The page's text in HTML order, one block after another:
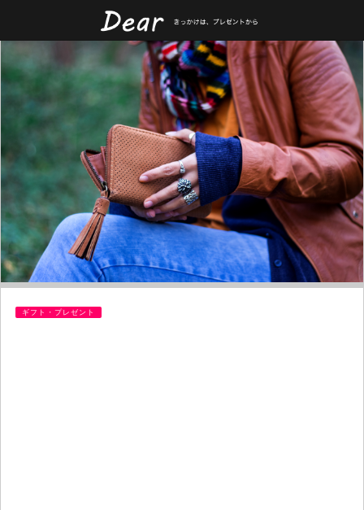
ギフト・プレゼント